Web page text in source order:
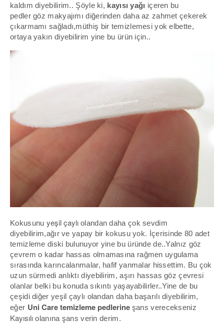
kaldım diyebilirim.. Şöyle ki, kayısı yağı içeren bu
pedler göz makyajımı diğerinden daha az zahmet çekerek
çıkarmamı sağladı,müthiş bir temizlemesi yok elbette,
ortaya yakın diyebilirim yine bu ürün için..
Kokusunu yeşil çaylıolandan daha çok sevdim
diyebilirim,ağır ve yapay bir kokusu yok. İçerisinde 80 adet
temizleme diski bulunuyor yine bu üründe de..Yalnız göz
çevrem o kadar hassas olmamasına rağmen uygulama
sırasında karıncalanmalar, hafif yanmalar hissettim. Bu çok
uzun sürmedi anlıktı diyebilirim, aşırı hassas göz çevresi
olanlar belki bu konuda sıkıntı yaşayabilirler..Yine de bu
çeşidi diğer yeşil çaylı olandan daha başarılı diyebilirim,
eğer Uni Care temizleme pedlerineşans verecekseniz
Kayısılı olanına şans verin derim.